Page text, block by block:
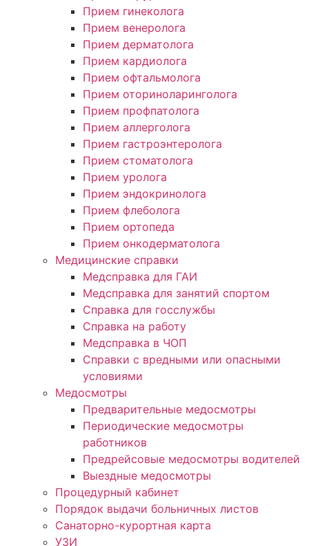
Прием гинеколога
Прием венеролога
Прием дерматолога
Прием кардиолога
Прием офтальмолога
Прием оториноларинголога
Прием профпатолога
Прием аллерголога
Прием гастроэнтеролога
Прием стоматолога
Прием уролога
Прием эндокринолога
Прием флеболога
Прием ортопеда
Прием онкодерматолога
Медицинские справки
Медсправка для ГАИ
Медсправка для занятий спортом
Справка для госслужбы
Справка на работу
Медсправка в ЧОП
Справки с вредными или опасными
условиями
Медосмотры
Предварительные медосмотры
Периодические медосмотры
работников
Предрейсовые медосмотры водителей
Выездные медосмотры
Процедурный кабинет
Порядок выдачи больничных листов
Санаторно-курортная карта
УЗИ